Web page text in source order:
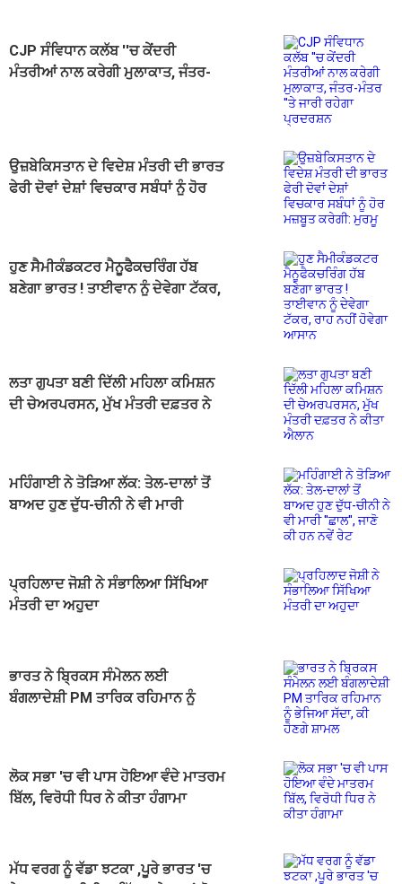
CJP ਸੰਵਿਧਾਨ ਕਲੱਬ ''ਚ ਕੇਂਦਰੀ
ਮੰਤਰੀਆਂ ਨਾਲ ਕਰੇਗੀ ਮੁਲਾਕਾਤ, ਜੰਤਰ-
ਉਜ਼ਬੇਕਿਸਤਾਨ ਦੇ ਵਿਦੇਸ਼ ਮੰਤਰੀ ਦੀ ਭਾਰਤ
ਫੇਰੀ ਦੋਵਾਂ ਦੇਸ਼ਾਂ ਵਿਚਕਾਰ ਸਬੰਧਾਂ ਨੂੰ ਹੋਰ
ਹੁਣ ਸੈਮੀਕੰਡਕਟਰ ਮੈਨੂਫੈਕਚਰਿੰਗ ਹੱਬ
ਬਣੇਗਾ ਭਾਰਤ ! ਤਾਈਵਾਨ ਨੂੰ ਦੇਵੇਗਾ ਟੱਕਰ,
ਲਤਾ ਗੁਪਤਾ ਬਣੀ ਦਿੱਲੀ ਮਹਿਲਾ ਕਮਿਸ਼ਨ
ਦੀ ਚੇਅਰਪਰਸਨ, ਮੁੱਖ ਮੰਤਰੀ ਦਫ਼ਤਰ ਨੇ
ਮਹਿੰਗਾਈ ਨੇ ਤੋੜਿਆ ਲੱਕ: ਤੇਲ-ਦਾਲਾਂ ਤੋਂ
ਬਾਅਦ ਹੁਣ ਦੁੱਧ-ਚੀਨੀ ਨੇ ਵੀ ਮਾਰੀ
ਪ੍ਰਹਿਲਾਦ ਜੋਸ਼ੀ ਨੇ ਸੰਭਾਲਿਆ ਸਿੱਖਿਆ
ਮੰਤਰੀ ਦਾ ਅਹੁਦਾ
ਭਾਰਤ ਨੇ ਬ੍ਰਿਕਸ ਸੰਮੇਲਨ ਲਈ
ਬੰਗਲਾਦੇਸ਼ੀ PM ਤਾਰਿਕ ਰਹਿਮਾਨ ਨੂੰ
ਲੋਕ ਸਭਾ 'ਚ ਵੀ ਪਾਸ ਹੋਇਆ ਵੰਦੇ ਮਾਤਰਮ
ਬਿੱਲ, ਵਿਰੋਧੀ ਧਿਰ ਨੇ ਕੀਤਾ ਹੰਗਾਮਾ
ਮੱਧ ਵਰਗ ਨੂੰ ਵੱਡਾ ਝਟਕਾ ,ਪੂਰੇ ਭਾਰਤ 'ਚ